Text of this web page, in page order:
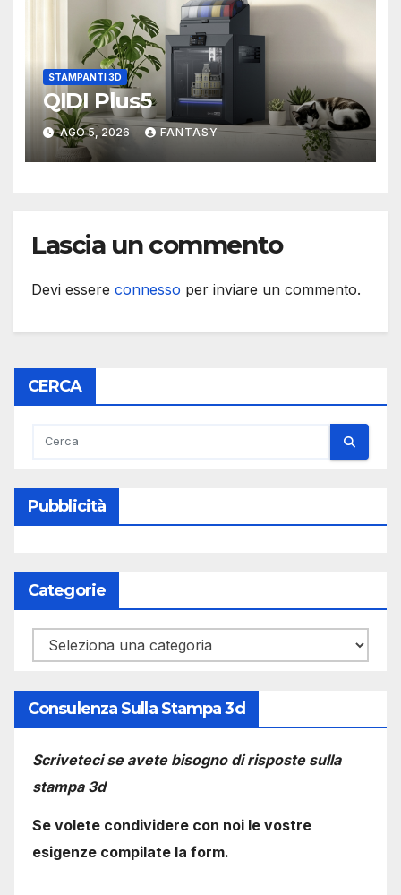
STAMPANTI 3D
QIDI Plus5
AGO 5, 2026 FANTASY
Lascia un commento
Devi essere connesso per inviare un commento.
CERCA
Pubblicità
Categorie
Categorie
Consulenza Sulla Stampa 3d
Scriveteci se avete bisogno di risposte sulla
stampa 3d
Se volete condividere con noi le vostre
esigenze compilate la form.